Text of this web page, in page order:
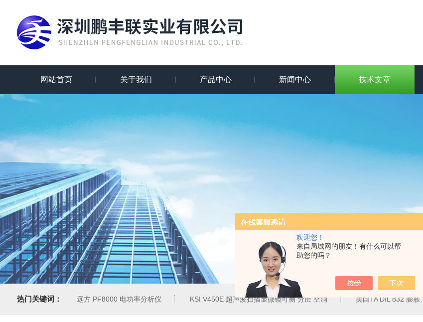
欢迎您！
来自局域网的朋友！有什么可以帮
助您的吗？
网站首页 关于我们 产品中心 新闻中心 技术文章
热门关键词： 远方 PF8000 电功率分析仪 KSI V450E 超声波扫描显微镜可测 分层 空洞 美国TA DIL 832 膨胀仪